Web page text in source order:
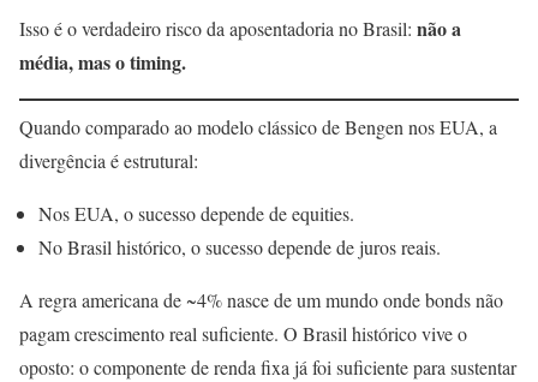
Isso é o verdadeiro risco da aposentadoria no Brasil: não a
média, mas o timing.
Quando comparado ao modelo clássico de Bengen nos EUA, a
divergência é estrutural:
Nos EUA, o sucesso depende de equities.
No Brasil histórico, o sucesso depende de juros reais.
A regra americana de ~4% nasce de um mundo onde bonds não
pagam crescimento real suficiente. O Brasil histórico vive o
oposto: o componente de renda fixa já foi suficiente para sustentar